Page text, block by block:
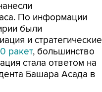
По информации
были
и стратегические
ракет, большинство
стала ответом на
Башара Асада в